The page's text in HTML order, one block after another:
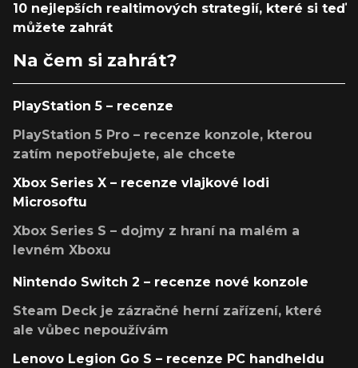
10 nejlepších realtimových strategií, které si teď
můžete zahrát
Na čem si zahrát?
PlayStation 5 – recenze
PlayStation 5 Pro – recenze konzole, kterou
zatím nepotřebujete, ale chcete
Xbox Series X – recenze vlajkové lodi
Microsoftu
Xbox Series S – dojmy z hraní na malém a
levném Xboxu
Nintendo Switch 2 – recenze nové konzole
Steam Deck je zázračné herní zařízení, které
ale vůbec nepoužívám
Lenovo Legion Go S – recenze PC handheldu